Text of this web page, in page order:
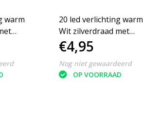
warm
20 led verlichting warm
Wit zilverdraad met
Sterren ‒ 2.20m
€4,95
Nog niet gewaardeerd
OP VOORRAAD